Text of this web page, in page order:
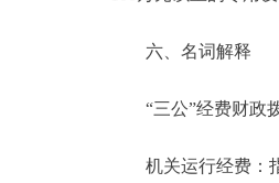
六、名词解释
“三公”经费财政拨
机关运行经费：指